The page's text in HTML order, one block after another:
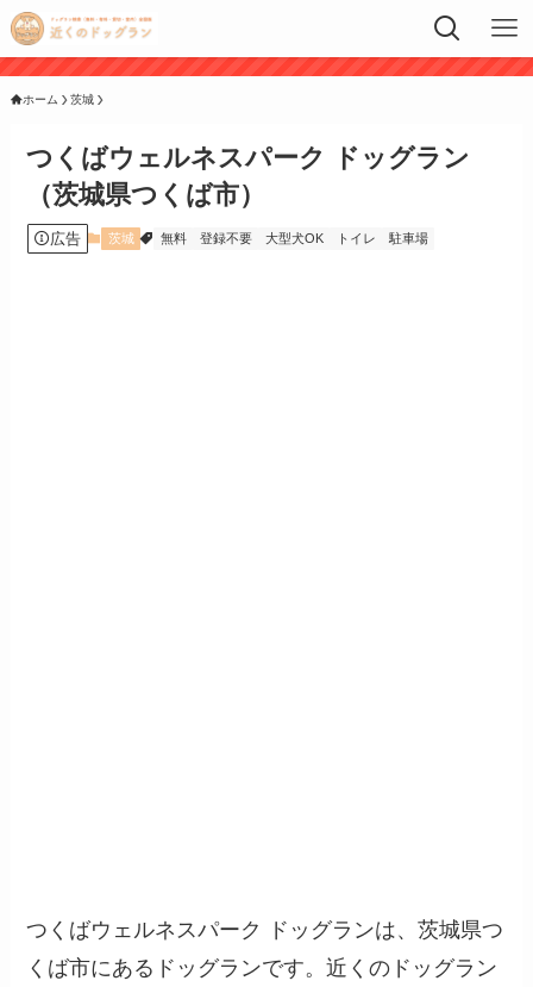
ホーム 茨城
つくばウェルネスパーク ドッグラン
（茨城県つくば市）
広告 茨城 無料 登録不要 大型犬OK トイレ 駐車場
つくばウェルネスパーク ドッグランは、茨城県つ
くば市にあるドッグランです。近くのドッグラン